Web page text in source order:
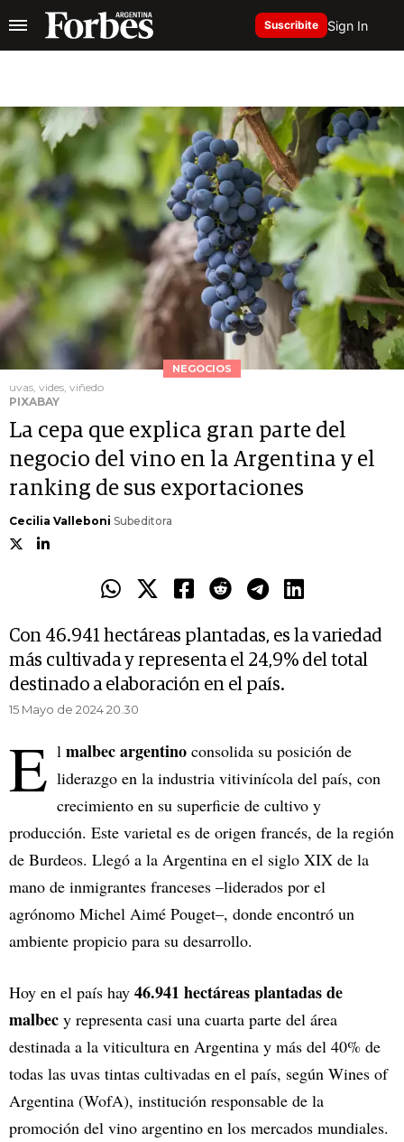
Suscribite Sign In
NEGOCIOS
uvas, vides, viñedo
PIXABAY
La cepa que explica gran parte del
negocio del vino en la Argentina y el
ranking de sus exportaciones
Cecilia Valleboni Subeditora
Con 46.941 hectáreas plantadas, es la variedad
más cultivada y representa el 24,9% del total
destinado a elaboración en el país.
15 Mayo de 2024 20.30
E l malbec argentino consolida su posición de
liderazgo en la industria vitivinícola del país, con
crecimiento en su superficie de cultivo y
producción. Este varietal es de origen francés, de la región
de Burdeos. Llegó a la Argentina en el siglo XIX de la
mano de inmigrantes franceses –liderados por el
agrónomo Michel Aimé Pouget–, donde encontró un
ambiente propicio para su desarrollo.
Hoy en el país hay 46.941 hectáreas plantadas de
malbec y representa casi una cuarta parte del área
destinada a la viticultura en Argentina y más del 40% de
todas las uvas tintas cultivadas en el país, según Wines of
Argentina (WofA), institución responsable de la
promoción del vino argentino en los mercados mundiales.